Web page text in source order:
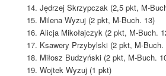
Jędrzej Skrzypczak (2,5 pkt, M-
Milena Wyzuj (2 pkt, M-Buch. 13)
Alicja Mikołajczyk (2 pkt, M-Buch.
Ksawery Przybylski (2 pkt, M-Buch.
Miłosz Budzyński (2 pkt, M-Buch.
Wojtek Wyzuj (1 pkt)